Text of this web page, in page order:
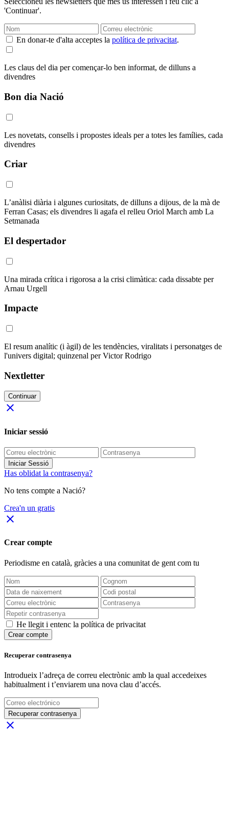
'Continuar'.
En donar-te d'alta acceptes la política de privacitat.
Les claus del dia per començar-lo ben informat, de dilluns a
divendres
Bon dia Nació
Les novetats, consells i propostes ideals per a totes les famílies, cada
divendres
Criar
L’anàlisi diària i algunes curiositats, de dilluns a dijous, de la mà de
Ferran Casas; els divendres li agafa el relleu Oriol March amb La
Setmanada
El despertador
Una mirada crítica i rigorosa a la crisi climàtica: cada dissabte per
Arnau Urgell
Impacte
El resum analític (i àgil) de les tendències, viralitats i personatges de
l'univers digital; quinzenal per Victor Rodrigo
Nextletter
Continuar
close
Iniciar sessió
Iniciar Sessió
Has oblidat la contrasenya?
No tens compte a Nació?
Crea'n un gratis
close
Crear compte
Periodisme en català, gràcies a una comunitat de gent com tu
He llegit i entenc la política de privacitat
Crear compte
Recuperar contrasenya
Introdueix l’adreça de correu electrònic amb la qual accedeixes
habitualment i t’enviarem una nova clau d’accés.
Recuperar contrasenya
close